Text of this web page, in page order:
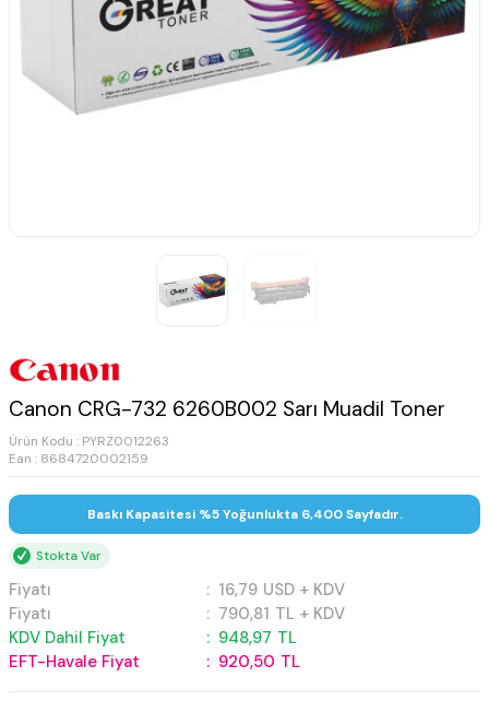
Canon CRG-732 6260B002 Sarı Muadil Toner
Ürün Kodu : PYRZ0012263
Ean : 8684720002159
Baskı Kapasitesi %5 Yoğunlukta 6,400 Sayfadır.
Stokta Var
Fiyatı : 16,79 USD + KDV
Fiyatı
: 790,81 TL + KDV
KDV Dahil Fiyat
: 948,97 TL
EFT-Havale Fiyat
: 920,50 TL